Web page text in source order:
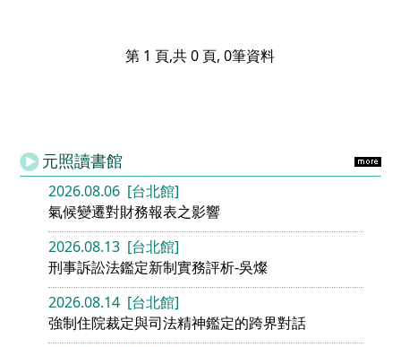
第 1 頁,共 0 頁, 0筆資料
元照讀書館
2026.08.06 [台北館]
氣候變遷對財務報表之影響
2026.08.13 [台北館]
刑事訴訟法鑑定新制實務評析-吳燦
2026.08.14 [台北館]
強制住院裁定與司法精神鑑定的跨界對話